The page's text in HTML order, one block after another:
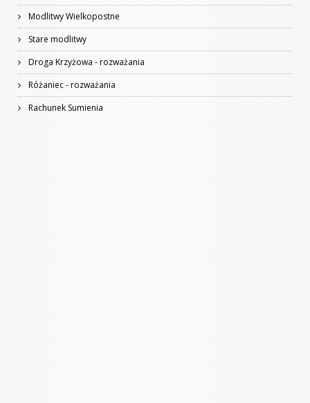
Modlitwy Wielkopostne
Stare modlitwy
Droga Krzyżowa - rozważania
Różaniec - rozważania
Rachunek Sumienia